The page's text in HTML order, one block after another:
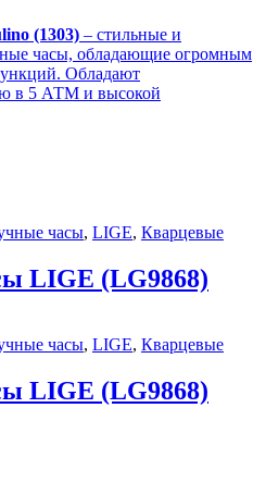
(1303) – стильные и
часы, обладающие огромным
Обладают
в 5 АТМ и высокой
часы, LIGE, Кварцевые
LIGE (LG9868)
часы, LIGE, Кварцевые
LIGE (LG9868)